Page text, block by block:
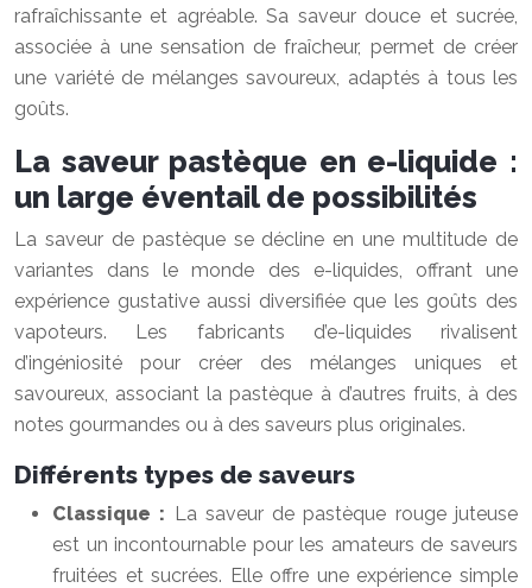
rafraîchissante et agréable. Sa saveur douce et sucrée,
associée à une sensation de fraîcheur, permet de créer
une variété de mélanges savoureux, adaptés à tous les
goûts.
La saveur pastèque en e-liquide :
un large éventail de possibilités
La saveur de pastèque se décline en une multitude de
variantes dans le monde des e-liquides, offrant une
expérience gustative aussi diversifiée que les goûts des
vapoteurs. Les fabricants d’e-liquides rivalisent
d’ingéniosité pour créer des mélanges uniques et
savoureux, associant la pastèque à d’autres fruits, à des
notes gourmandes ou à des saveurs plus originales.
Différents types de saveurs
Classique : La saveur de pastèque rouge juteuse
est un incontournable pour les amateurs de saveurs
fruitées et sucrées. Elle offre une expérience simple